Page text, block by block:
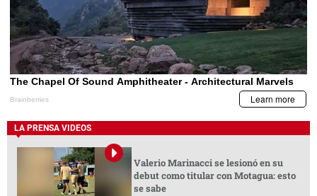
LA PRENSA VIDEOS
Valerio Marinacci se lesionó en su
debut como titular con Motagua: esto
se sabe